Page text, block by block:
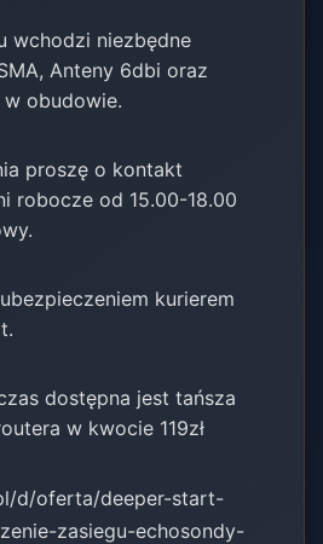
wchodzi niezbędne
Anteny 6dbi oraz
obudowie.
proszę o kontakt
robocze od 15.00-18.00
kurierem
dostępna jest tańsza
w kwocie 119zł
d/oferta/deeper-start-
zasiegu-echosondy-